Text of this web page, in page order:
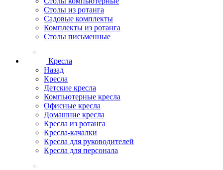
Столы из ротанга
Садовые комплекты
Комплекты из ротанга
Столы письменные
Кресла
Назад
Кресла
Детские кресла
Компьютерные кресла
Офисные кресла
Домашние кресла
Кресла из ротанга
Кресла-качалки
Кресла для руководителей
Кресла для персонала